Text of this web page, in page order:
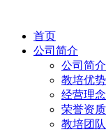
首页
公司简介
公司简介
教培优势
经营理念
荣誉资质
教培团队